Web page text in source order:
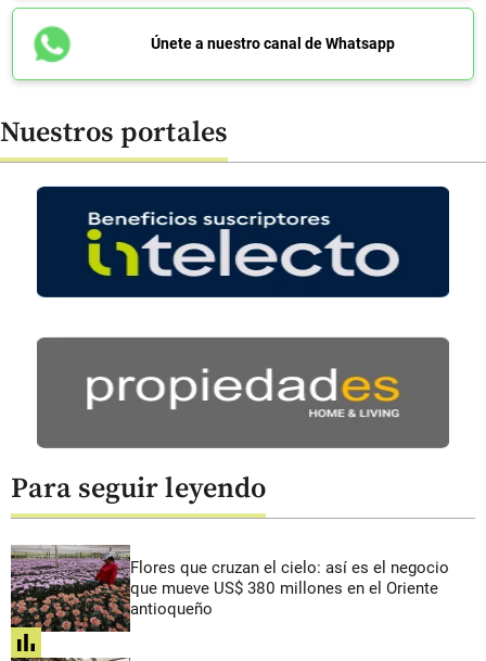
Únete a nuestro canal de Whatsapp
Nuestros portales
Para seguir leyendo
Flores que cruzan el cielo: así es el negocio
que mueve US$ 380 millones en el Oriente
antioqueño
share